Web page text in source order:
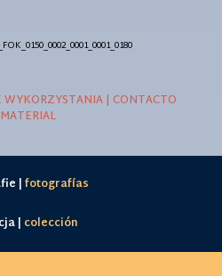
| CONTACTO
|fotografías
| colección